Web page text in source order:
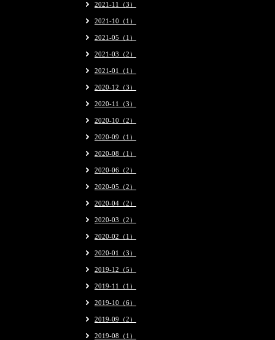
2021-11（3）
2021-10（1）
2021-05（1）
2021-03（2）
2021-01（1）
2020-12（3）
2020-11（3）
2020-10（2）
2020-09（1）
2020-08（1）
2020-06（2）
2020-05（2）
2020-04（2）
2020-03（2）
2020-02（1）
2020-01（3）
2019-12（5）
2019-11（1）
2019-10（6）
2019-09（2）
2019-08（1）